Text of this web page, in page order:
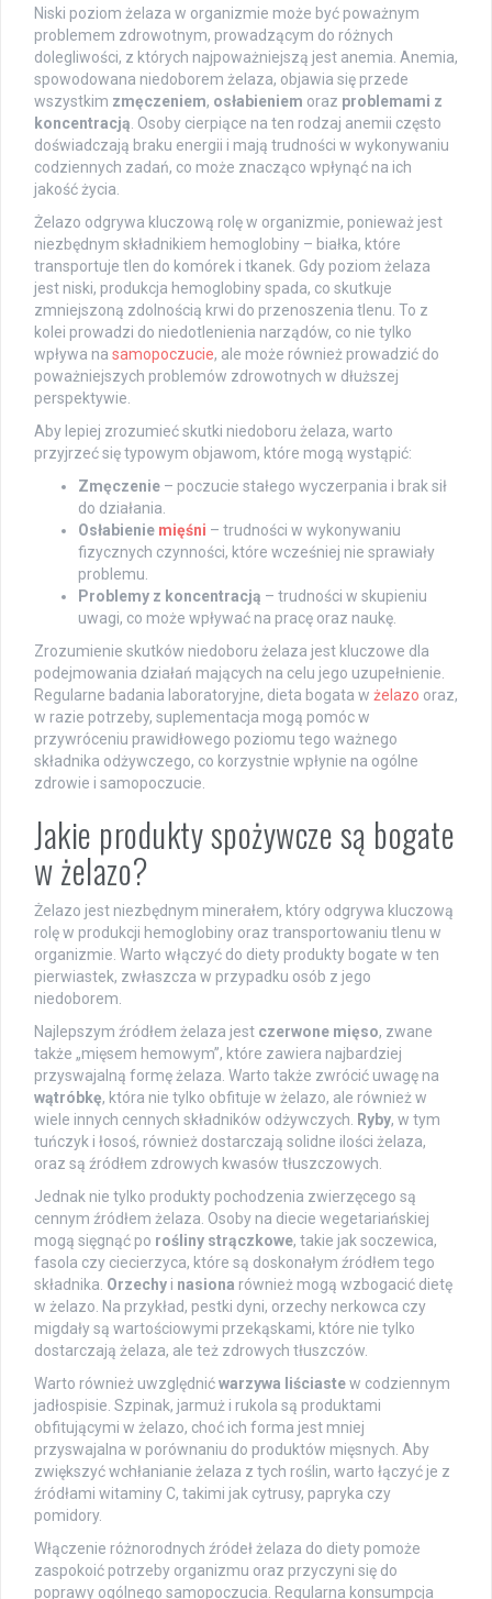
Niski poziom żelaza w organizmie może być poważnym
problemem zdrowotnym, prowadzącym do różnych
dolegliwości, z których najpoważniejszą jest anemia. Anemia,
spowodowana niedoborem żelaza, objawia się przede
wszystkim zmęczeniem, osłabieniem oraz problemami z
koncentracją. Osoby cierpiące na ten rodzaj anemii często
doświadczają braku energii i mają trudności w wykonywaniu
codziennych zadań, co może znacząco wpłynąć na ich
jakość życia.
Żelazo odgrywa kluczową rolę w organizmie, ponieważ jest
niezbędnym składnikiem hemoglobiny – białka, które
transportuje tlen do komórek i tkanek. Gdy poziom żelaza
jest niski, produkcja hemoglobiny spada, co skutkuje
zmniejszoną zdolnością krwi do przenoszenia tlenu. To z
kolei prowadzi do niedotlenienia narządów, co nie tylko
wpływa na samopoczucie, ale może również prowadzić do
poważniejszych problemów zdrowotnych w dłuższej
perspektywie.
Aby lepiej zrozumieć skutki niedoboru żelaza, warto
przyjrzeć się typowym objawom, które mogą wystąpić:
Zmęczenie – poczucie stałego wyczerpania i brak sił
do działania.
Osłabienie mięśni – trudności w wykonywaniu
fizycznych czynności, które wcześniej nie sprawiały
problemu.
Problemy z koncentracją – trudności w skupieniu
uwagi, co może wpływać na pracę oraz naukę.
Zrozumienie skutków niedoboru żelaza jest kluczowe dla
podejmowania działań mających na celu jego uzupełnienie.
Regularne badania laboratoryjne, dieta bogata w żelazo oraz,
w razie potrzeby, suplementacja mogą pomóc w
przywróceniu prawidłowego poziomu tego ważnego
składnika odżywczego, co korzystnie wpłynie na ogólne
zdrowie i samopoczucie.
Jakie produkty spożywcze są bogate
w żelazo?
Żelazo jest niezbędnym minerałem, który odgrywa kluczową
rolę w produkcji hemoglobiny oraz transportowaniu tlenu w
organizmie. Warto włączyć do diety produkty bogate w ten
pierwiastek, zwłaszcza w przypadku osób z jego
niedoborem.
Najlepszym źródłem żelaza jest czerwone mięso, zwane
także „mięsem hemowym”, które zawiera najbardziej
przyswajalną formę żelaza. Warto także zwrócić uwagę na
wątróbkę, która nie tylko obfituje w żelazo, ale również w
wiele innych cennych składników odżywczych. Ryby, w tym
tuńczyk i łosoś, również dostarczają solidne ilości żelaza,
oraz są źródłem zdrowych kwasów tłuszczowych.
Jednak nie tylko produkty pochodzenia zwierzęcego są
cennym źródłem żelaza. Osoby na diecie wegetariańskiej
mogą sięgnąć po rośliny strączkowe, takie jak soczewica,
fasola czy ciecierzyca, które są doskonałym źródłem tego
składnika. Orzechy i nasiona również mogą wzbogacić dietę
w żelazo. Na przykład, pestki dyni, orzechy nerkowca czy
migdały są wartościowymi przekąskami, które nie tylko
dostarczają żelaza, ale też zdrowych tłuszczów.
Warto również uwzględnićwarzywa liściastew codziennym
jadłospisie. Szpinak, jarmuż i rukola są produktami
obfitującymi w żelazo, choć ich forma jest mniej
przyswajalna w porównaniu do produktów mięsnych. Aby
zwiększyć wchłanianie żelaza z tych roślin, warto łączyć je z
źródłami witaminy C, takimi jak cytrusy, papryka czy
pomidory.
Włączenie różnorodnych źródeł żelaza do diety pomoże
zaspokoić potrzeby organizmu oraz przyczyni się do
poprawy ogólnego samopoczucia. Regularna konsumpcja